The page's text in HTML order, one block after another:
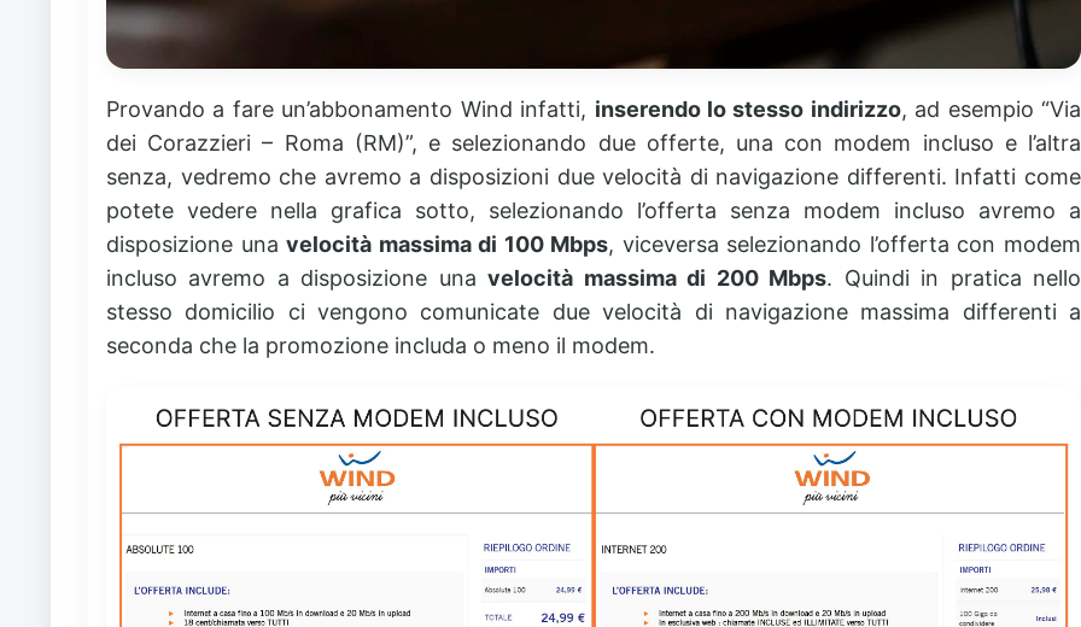
Provando a fare un’abbonamento Wind infatti, inserendo lo stesso indirizzo, ad esempio “Via
dei Corazzieri – Roma (RM)”, e selezionando due offerte, una con modem incluso e l’altra
senza, vedremo che avremo a disposizioni due velocità di navigazione differenti. Infatti come
potete vedere nella grafica sotto, selezionando l’offerta senza modem incluso avremo a
disposizione unavelocità massima di 100 Mbps, viceversa selezionando l’offerta con modem
incluso avremo a disposizione unavelocità massima di 200 Mbps. Quindi in pratica nello
stesso domicilio ci vengono comunicate due velocità di navigazione massima differenti a
seconda che la promozione includa o meno il modem.